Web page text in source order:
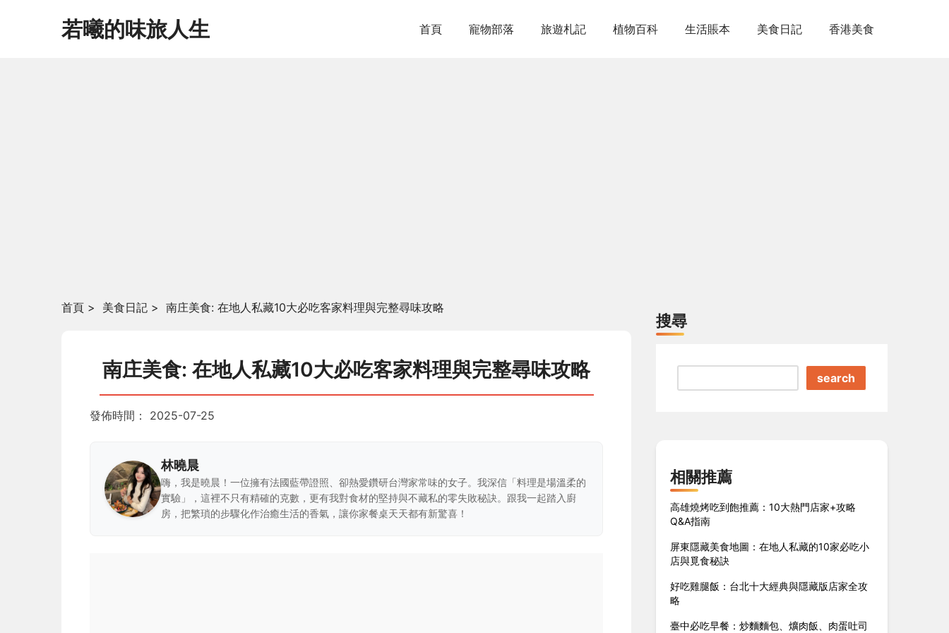
若曦的味旅人生 首頁 寵物部落 旅遊札記 植物百科 生活賬本 美食日記 香港美食
首頁 > 美食日記 > 南庄美食: 在地人私藏10大必吃客家料理與完整尋味攻略
南庄美食: 在地人私藏10大必吃客家料理與完整尋味攻略
發佈時間： 2025-07-25
林曉晨
嗨，我是曉晨！一位擁有法國藍帶證照、卻熱愛鑽研台灣家常味的女子。我深信「料理是場溫柔的
實驗」，這裡不只有精確的克數，更有我對食材的堅持與不藏私的零失敗秘訣。跟我一起踏入廚
房，把繁瑣的步驟化作治癒生活的香氣，讓你家餐桌天天都有新驚喜！
搜尋
search
相關推薦
高雄燒烤吃到飽推薦：10大熱門店家+攻略
Q&A指南
屏東隱藏美食地圖：在地人私藏的10家必吃小
店與覓食秘訣
好吃雞腿飯：台北十大經典與隱藏版店家全攻
略
臺中必吃早餐：炒麵麵包、爌肉飯、肉蛋吐司